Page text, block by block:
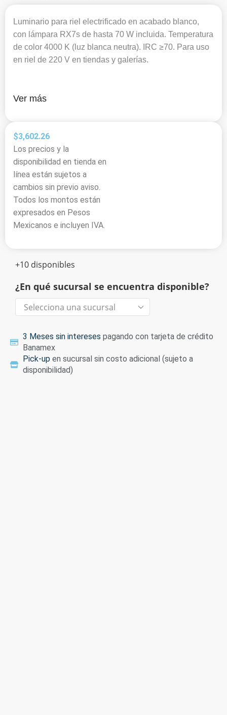
Luminario para riel electrificado en acabado blanco,
con lámpara RX7s de hasta 70 W incluida. Temperatura
de color 4000 K (luz blanca neutra). IRC ≥70. Para uso
en riel de 220 V en tiendas y galerías.
Ver más
$3,602.26
Los precios y la
disponibilidad en tienda en
línea están sujetos a
cambios sin previo aviso.
Todos los montos están
expresados en Pesos
Mexicanos e incluyen IVA.
+10 disponibles
¿En qué sucursal se encuentra disponible?
3 Meses sin intereses pagando con tarjeta de crédito
Banamex
Pick-up en sucursal sin costo adicional (sujeto a
disponibilidad)